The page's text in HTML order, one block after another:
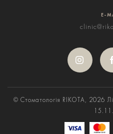
E-
© Стоматологія RIKOTA, 2026